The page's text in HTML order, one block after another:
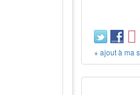
+ ajout à ma